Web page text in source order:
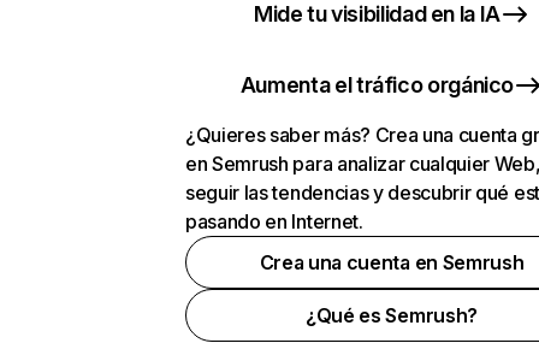
Mide tu visibilidad en la IA
Aumenta el tráfico orgánico
¿Quieres saber más? Crea una cuenta
en Semrush para analizar cualquier
seguir las tendencias y descubrir qué
pasando en Internet.
Crea una cuenta en Semrush
¿Qué es Semrush?